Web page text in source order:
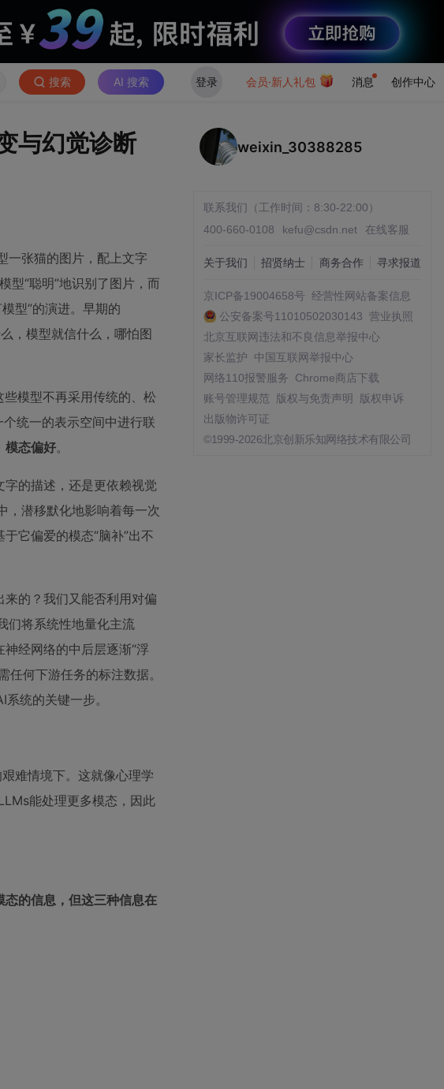
搜索 AI 搜索 登录 会员·新人礼包 消息 创作中心
与幻觉诊断
一张猫的图片，配上文字
型“聪明”地识别了图片，而
型”的演进。早期的
，模型就信什么，哪怕图
模型不再采用传统的、松
统一的表示空间中进行联
模态偏好。
字的描述，还是更依赖视觉
，潜移默化地影响着每一次
它偏爱的模态“脑补”出不
来的？我们又能否利用对偏
们将系统性地量化主流
经网络的中后层逐渐“浮
何下游任务的标注数据。
统的关键一步。
难情境下。这就像心理学
能处理更多模态，因此
态的信息，但这三种信息在
weixin_30388285
联系我们（工作时间：8:30-22:00）
400-660-0108
kefu@csdn.net 在线客服
关于我们 招贤纳士 商务合作 寻求报道
京ICP备19004658号 经营性网站备案信息
公安备案号11010502030143 营业执照
北京互联网违法和不良信息举报中心
家长监护
中国互联网举报中心
网络110报警服务
Chrome商店下载
账号管理规范
版权与免责声明
版权申诉
出版物许可证
©1999-2026北京创新乐知网络技术有限公司